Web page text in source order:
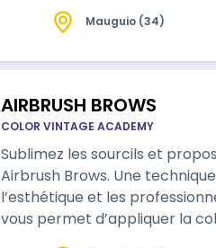
sourcils : restructuration,
Mauguio (34)
AIRBRUSH BROWS
COLOR VINTAGE ACADEMY
Sublimez les sourcils et
Airbrush Brows. Une
l’esthétique et les
vous permet d’appliquer la